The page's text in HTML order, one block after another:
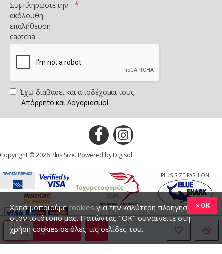
ΚΑΛΆΘΙ
Συμπληρώστε την
ακόλουθη
επαλήθευση
captcha
Έχω διαβάσει και αποδέχομαι τους
Απόρρητο και Λογαριασμοί
Copyright © 2026 Plus Size. Powered by Digisol
PLUS SIZE FASHION
OK
Χρησιμοποιούμεcookies για την καλύτερη πλοήγηση
στον ιστότοπό μας. Πατώντας "ΟΚ" συναινείτε στη
χρήση cookies σε όλες τις σελίδες του.